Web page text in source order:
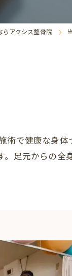
らアクシス整骨院
術で健康な身体
。足元からの全